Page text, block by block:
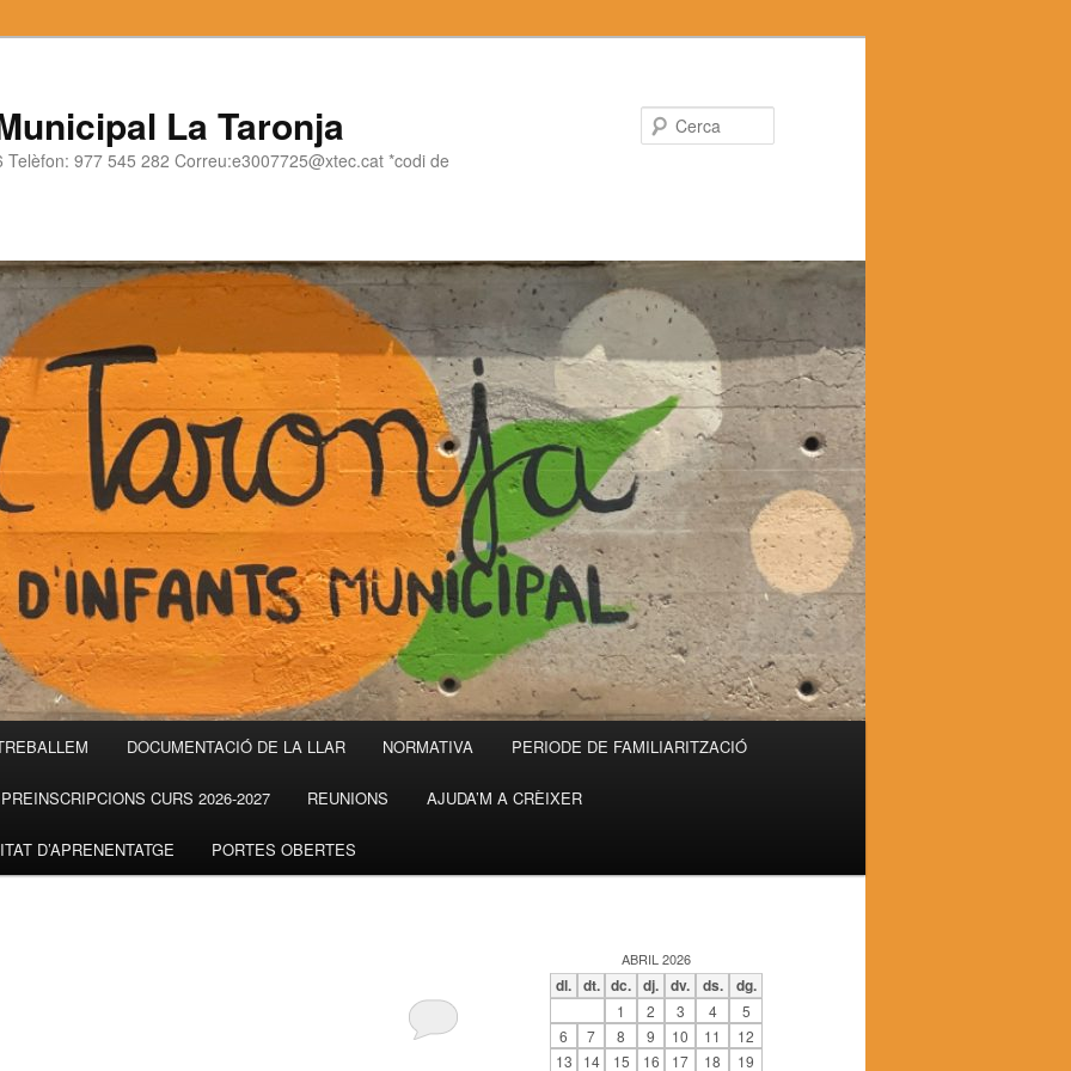
La Taronja
977 545 282 Correu:e3007725@xtec.cat *codi de
DOCUMENTACIÓ DE LA LLAR NORMATIVA PERIODE DE FAMILIARITZACIÓ
PREINSCRIPCIONS CURS 2026-2027 REUNIONS AJUDA’M A CRÈIXER
D’APRENENTATGE PORTES OBERTES
ABRIL 2026
dl. dt. dc. dj. dv. ds. dg.
1 2 3 4
5
6
7 8 9 10 11
12
13
14 15 16 17 18
19